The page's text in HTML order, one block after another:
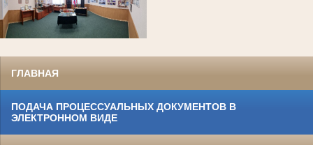
ГЛАВНАЯ
ПОДАЧА ПРОЦЕССУАЛЬНЫХ ДОКУМЕНТОВ В
ЭЛЕКТРОННОМ ВИДЕ